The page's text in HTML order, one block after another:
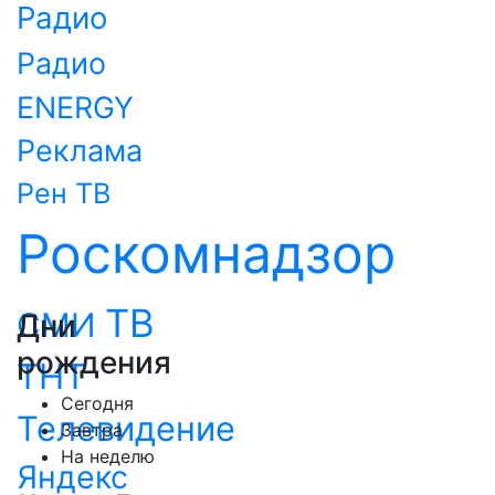
Радио
Радио
ENERGY
Реклама
Рен ТВ
Роскомнадзор
СМИ ТВ
ТНТ
Телевидение
Яндекс
Дни
рождения
Сегодня
Завтра
На неделю